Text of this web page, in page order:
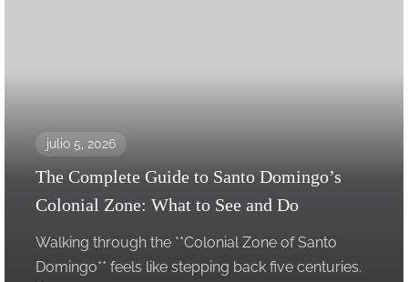
julio 5, 2026
The Complete Guide to Santo Domingo’s
Colonial Zone: What to See and Do
Walking through the **Colonial Zone of Santo
Domingo** feels like stepping back five centuries.